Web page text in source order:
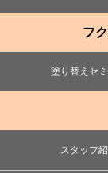
フ
塗り替えセ
スタッフ